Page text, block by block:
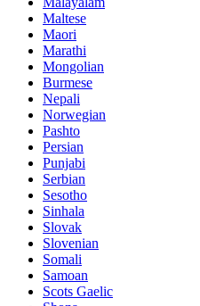
Maltese
Maori
Marathi
Mongolian
Burmese
Nepali
Norwegian
Pashto
Persian
Punjabi
Serbian
Sesotho
Sinhala
Slovak
Slovenian
Somali
Samoan
Scots Gaelic